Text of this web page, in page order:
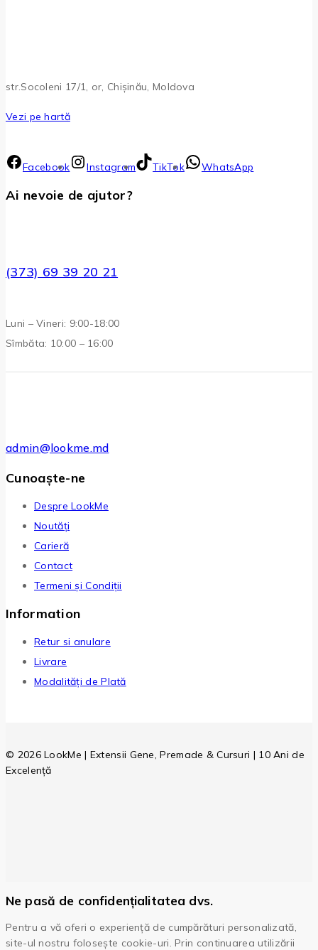
str.Socoleni 17/1, or, Chișinău, Moldova
Vezi pe hartă
Facebook Instagram TikTok WhatsApp
Ai nevoie de ajutor?
(373) 69 39 20 21
Luni – Vineri: 9:00-18:00
Sîmbăta: 10:00 – 16:00
admin@lookme.md
Cunoaște-ne
Despre LookMe
Noutăți
Carieră
Contact
Termeni și Condiții
Information
Retur si anulare
Livrare
Modalități de Plată
© 2026 LookMe | Extensii Gene, Premade & Cursuri | 10 Ani de
Excelență
Ne pasă de confidențialitatea dvs.
Pentru a vă oferi o experiență de cumpărături personalizată,
site-ul nostru folosește cookie-uri. Prin continuarea utilizării